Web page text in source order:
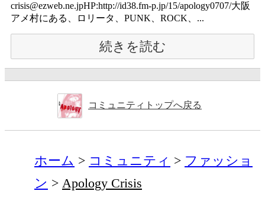
crisis@ezweb.ne.jpHP:http://id38.fm-p.jp/15/apology0707/大阪
アメ村にある、ロリータ、PUNK、ROCK、...
続きを読む
コミュニティトップへ戻る
ホーム コミュニティ
ファッショ
ン
Apology Crisis